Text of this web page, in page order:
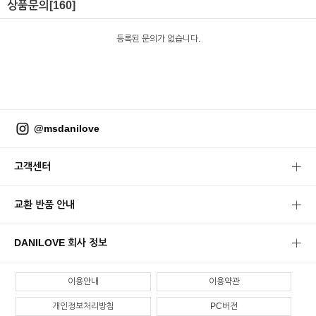
상품문의 [160]
등록된 문의가 없습니다.
@msdanilove
고객센터
교환 반품 안내
DANILOVE 회사 정보
이용안내 이용약관
개인정보처리방침 PC버전